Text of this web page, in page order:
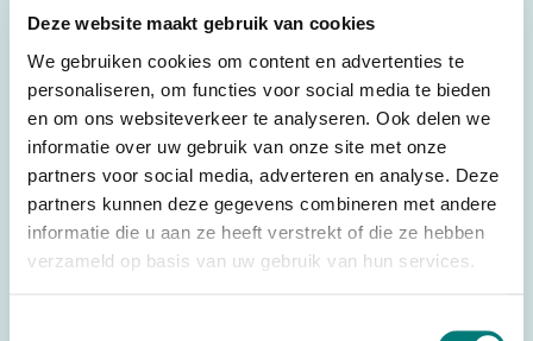
Deze website maakt gebruik van cookies
We gebruiken cookies om content en advertenties te
personaliseren, om functies voor social media te bieden
en om ons websiteverkeer te analyseren. Ook delen we
informatie over uw gebruik van onze site met onze
partners voor social media, adverteren en analyse. Deze
partners kunnen deze gegevens combineren met andere
informatie die u aan ze heeft verstrekt of die ze hebben
verzameld op basis van uw gebruik van hun services.
Hetronic® rubber cap JM-3K for joystick SK60,
67210528
Original spare part
Suitable for: Hetronic® Nova-L and GL
Original spare part: 6721052
For transmitter: Hetronic® Nova-L en GL